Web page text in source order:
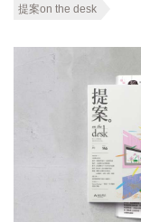
提案on the desk